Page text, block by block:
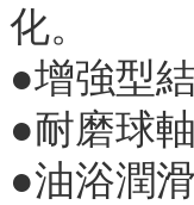
化。
●增強型結
●耐磨球
●油浴潤